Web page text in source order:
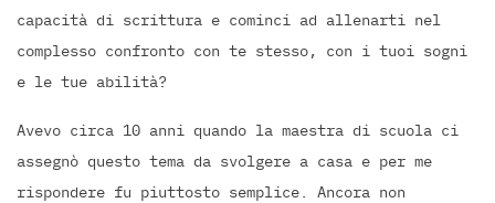
capacità di scrittura e cominci ad allenarti nel
complesso confronto con te stesso, con i tuoi sogni
e le tue abilità?
Avevo circa 10 anni quando la maestra di scuola ci
assegnò questo tema da svolgere a casa e per me
rispondere fu piuttosto semplice. Ancora non